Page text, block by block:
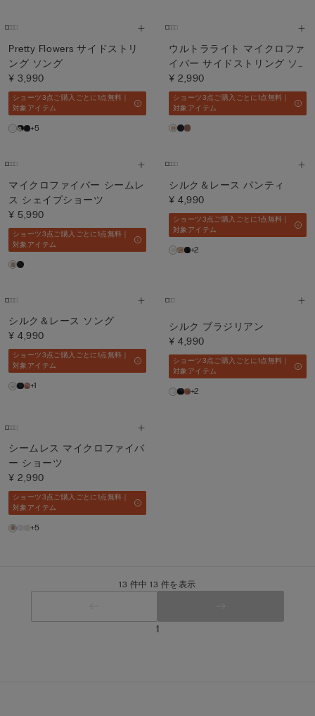
Pretty Flowers サイドストリ
ング ソング
¥ 3,990
ショーツ3点ご購入ごとに1点無料｜
対象アイテム
+5
ウルトラライト マイクロファ
イバー サイドストリング ソ
ング
¥ 2,990
ショーツ3点ご購入ごとに1点無料｜
対象アイテム
マイクロファイバー シームレ
ス シェイプショーツ
¥ 5,990
ショーツ3点ご購入ごとに1点無料｜
対象アイテム
シルク＆レース パンティ
¥ 4,990
ショーツ3点ご購入ごとに1点無料｜
対象アイテム
+2
シルク＆レース ソング
¥ 4,990
ショーツ3点ご購入ごとに1点無料｜
対象アイテム
+1
シルク ブラジリアン
¥ 4,990
ショーツ3点ご購入ごとに1点無料｜
対象アイテム
+2
シームレス マイクロファイバ
ー ショーツ
¥ 2,990
ショーツ3点ご購入ごとに1点無料｜
対象アイテム
+5
13 件中 13 件を表示
1